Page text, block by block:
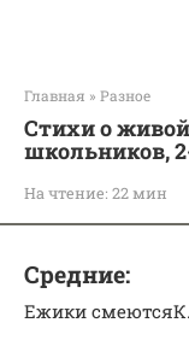
Главная » Разное
Стихи о
школьников,
На чтение: 22 мин
Средние:
Ежики